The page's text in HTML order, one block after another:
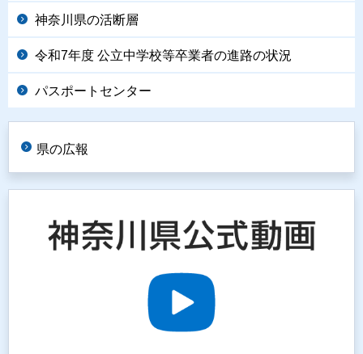
神奈川県の活断層
令和7年度 公立中学校等卒業者の進路の状況
パスポートセンター
県の広報